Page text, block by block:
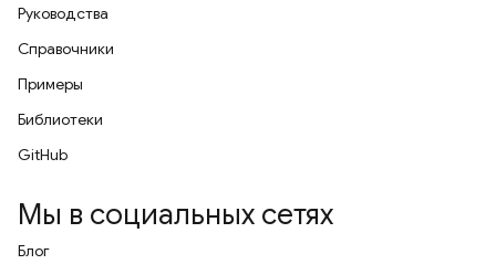
Руководства
Справочники
Примеры
Библиотеки
GitHub
Мы в социальных сетях
Блог